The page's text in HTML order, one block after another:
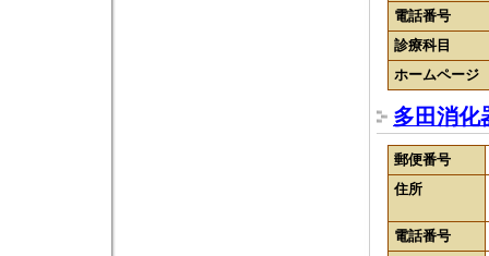
電話番号
診療科目
ホームページ
多田消化
郵便番号
住所
電話番号